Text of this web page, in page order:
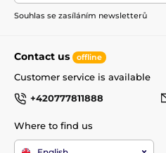
The product is
Accessories
Rifle stocks
Souhlas se zasíláním newsletterů
Contact us offline
Customer service is available
+420777811888
Where to find us